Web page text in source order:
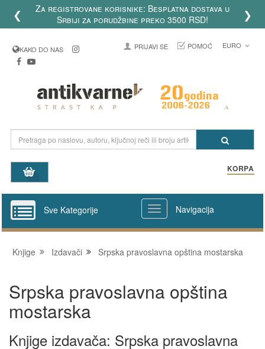
❮
Za registrovane korisnike: Besplatna dostava u
Srbiji za porudžbine preko 3500 RSD!
❯
KAKO DO NAS PRIJAVI SE POMOĆ EURO
KORPA
Sve Kategorije Navigacija
Knjige Izdavači Srpska pravoslavna opština mostarska
Srpska pravoslavna opština
mostarska
Knjige izdavača: Srpska pravoslavna